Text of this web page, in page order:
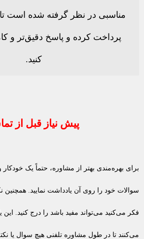
مناسبی در نظر گرفته شده است تا
پرداخت کرده و پاسخ دقیق‌تر و
کنید.
پیش نیاز قبل از
برای بهره‌مندی بهتر از مشاوره، حتماً یک خودکار
سوالات خود را روی آن یادداشت نمایید.
فکر می‌کنید می‌تواند مفید باشد را درج کنید.
می‌کنند تا در طول مشاوره تلفنی هیچ سوال یا